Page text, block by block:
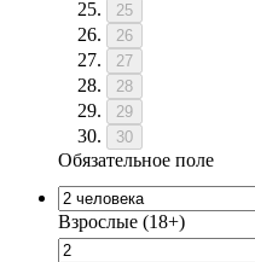
25
26
27
28
29
30
Обязательное поле
Взрослые (18+)